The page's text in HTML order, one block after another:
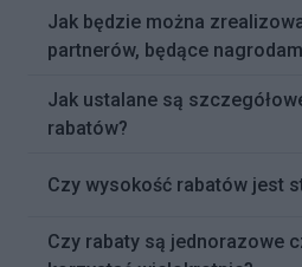
Jak będzie można
partnerów, będące
Jak ustalane są
rabatów?
Czy wysokość rabatów jest
Czy rabaty są jednorazowe